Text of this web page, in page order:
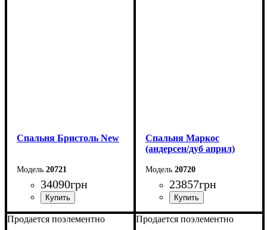
Спальня Бристоль New
20721
34090грн
Спальня Маркос
(андерсен/дуб април)
20720
23857грн
Продается поэлементно Продается поэлементно